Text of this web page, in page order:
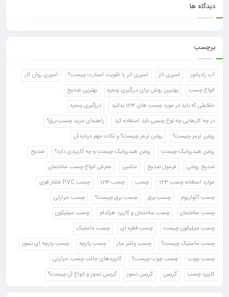
دیدگاه ها
برچسب
آب رادیاتور اسپری اتر اسپری اتر یا تقویت استارت چیست؟
اسپری روان کار
انواع چسب
بهترین روش برای درزگیری پنجره
بهترین ضدیخ
حقایقی که باید در مورد چسب های 123 بدانید
درزگیری پنجره
در چه کارهایی چه نوع چسبی باید استفاده کرد
راهنمای خرید چسب برق؟
روغن ترمز چیست؟
روغن ترمز چیست؟ و نکات مهم درباره آن
روغن هیدرولیک چیست
روغن هیدرولیک چیست و چه کاربردی دارد؟
ضدیخ
ضدیخ روغنی
فرمول ضدیخ ماشین
معرفی انواع چسب ساختمان
موارد استفاده چسب 123
چسب چسب 123
چسب PVC فشار قوی
چسب آکواریوم
چسب برق چسب برق چیست؟
چسب حرارتی
چسب ساختمان
چسب ساختمان و کاربرد هرکدام
چسب سیلیکون
چسب سیلیکون چیست
چسب قطره ای
چسب ماستیک
چسب ماستیک چیست؟
چسب واشر ساز چسب پارچه
چسب پارچه ای نسوز
چسب چوب
چسب چوب چیست؟
کاربردهای جالب چسب حرارتی
کاربرد چسب
گریس گریس نسوز گریس نسوز و انواع آن چیست؟